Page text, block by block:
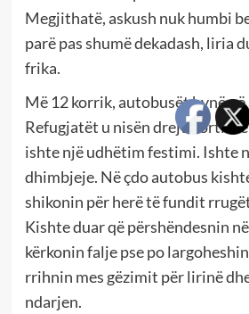
Megjithatë, askush nuk humbi
parë pas shumë dekadash, liria
frika.
Më 12 korrik, autobusët hynë në
Refugjatët u nisën drejt Portit
ishte një udhëtim festimi. Ishte
dhimbjeje. Në çdo autobus
shikonin për herë të fundit
Kishte duar që përshëndesnin
kërkonin falje pse po
rrihnin mes gëzimit për lirinë
ndarjen.